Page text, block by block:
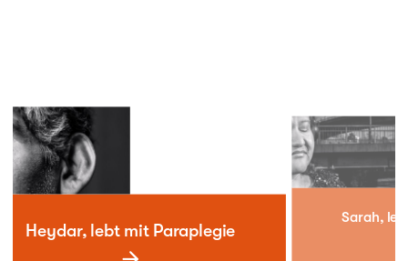
Heydar, lebt mit Paraplegie
Sarah,